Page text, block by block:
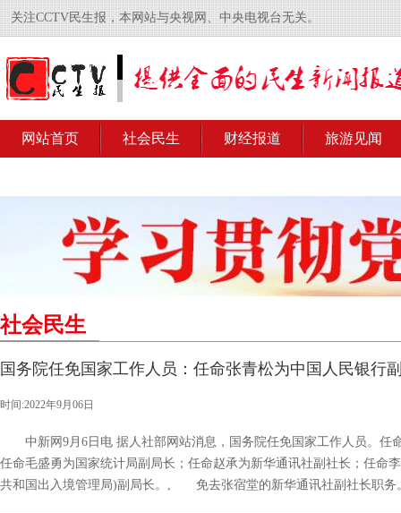
关注CCTV民生报，本网站与央视网、中央电视台无关。
网站首页 社会民生 财经报道 旅游见闻
社会民生
国务院任免国家工作人员：任命张青松为中国人民银行
时间:2022年9月06日
中新网9月6日电 据人社部网站消息，国务院任免国家工作人员。任
任命毛盛勇为国家统计局副局长；任命赵承为新华通讯社副社长；任命
共和国出入境管理局)副局长。, 免去张宿堂的新华通讯社副社长职务